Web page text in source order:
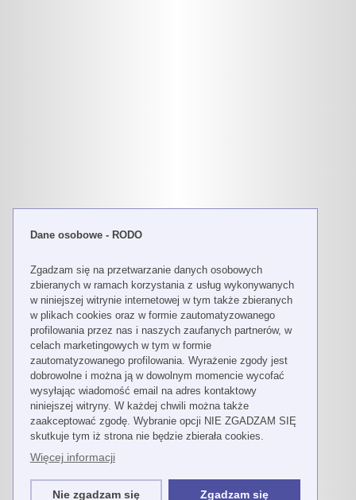
Dane osobowe - RODO
Zgadzam się na przetwarzanie danych osobowych
zbieranych w ramach korzystania z usług wykonywanych
w niniejszej witrynie internetowej w tym także zbieranych
w plikach cookies oraz w formie zautomatyzowanego
profilowania przez nas i naszych zaufanych partnerów, w
celach marketingowych w tym w formie
zautomatyzowanego profilowania. Wyrażenie zgody jest
dobrowolne i można ją w dowolnym momencie wycofać
wysyłając wiadomość email na adres kontaktowy
niniejszej witryny. W każdej chwili można także
zaakceptować zgodę. Wybranie opcji NIE ZGADZAM SIĘ
skutkuje tym iż strona nie będzie zbierała cookies.
Więcej informacji
Nie zgadzam się Zgadzam się